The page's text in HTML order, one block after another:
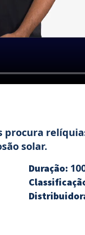
procura
solar.
Duração: